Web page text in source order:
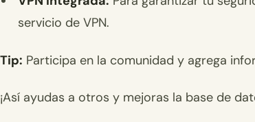
servicio de VPN.
Tip: Participa en la comunidad y agrega
¡Así ayudas a otros y mejoras la base de